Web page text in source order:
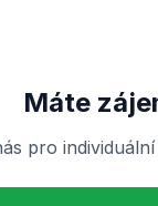
Máte
pro